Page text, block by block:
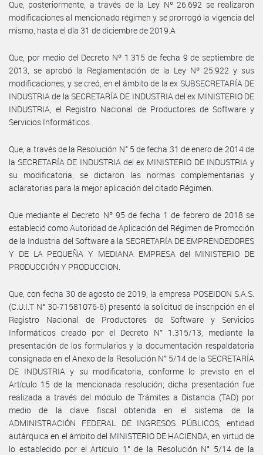
Que, posteriormente, a través de la Ley Nº 26.692 se realizaron
modificaciones al mencionado régimen y se prorrogó la vigencia del
mismo, hasta el día 31 de diciembre de 2019.A
Que, por medio del Decreto Nº 1.315 de fecha 9 de septiembre de
2013, se aprobó la Reglamentación de la Ley Nº 25.922 y sus
modificaciones, y se creó, en el ámbito de la ex SUBSECRETARÍA DE
INDUSTRIA de la SECRETARÍA DE INDUSTRIA del ex MINISTERIO DE
INDUSTRIA, el Registro Nacional de Productores de Software y
Servicios Informáticos.
Que, a través de la Resolución N° 5 de fecha 31 de enero de 2014 de
la SECRETARÍA DE INDUSTRIA del ex MINISTERIO DE INDUSTRIA y
su modificatoria, se dictaron las normas complementarias y
aclaratorias para la mejor aplicación del citado Régimen.
Que mediante el Decreto Nº 95 de fecha 1 de febrero de 2018 se
estableció como Autoridad de Aplicación del Régimen de Promoción
de la Industria del Software a la SECRETARÍA DE EMPRENDEDORES
Y DE LA PEQUEÑA Y MEDIANA EMPRESA del MINISTERIO DE
PRODUCCIÓN Y PRODUCCION.
Que, con fecha 30 de agosto de 2019, la empresa POSEIDON S.A.S.
(C.U.I.T N° 30-71581076-6) presentó la solicitud de inscripción en el
Registro Nacional de Productores de Software y Servicios
Informáticos creado por el Decreto N° 1.315/13, mediante la
presentación de los formularios y la documentación respaldatoria
consignada en el Anexo de la Resolución N° 5/14 de la SECRETARÍA
DE INDUSTRIA y su modificatoria, conforme lo previsto en el
Artículo 15 de la mencionada resolución; dicha presentación fue
realizada a través del módulo de Trámites a Distancia (TAD) por
medio de la clave fiscal obtenida en el sistema de la
ADMINISTRACIÓN FEDERAL DE INGRESOS PÚBLICOS, entidad
autárquica en el ámbito del MINISTERIO DE HACIENDA, en virtud de
lo establecido por el Artículo 1° de la Resolución N° 5/14 de la